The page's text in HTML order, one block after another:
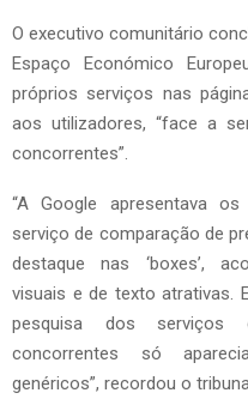
O executivo comunitário
Espaço Económico
próprios serviços nas
aos utilizadores, “face a
concorrentes”.
“A Google apresentava
serviço de comparação de
destaque nas ‘boxes’,
visuais e de texto atrativas.
pesquisa dos serviços
concorrentes só
genéricos”, recordou o